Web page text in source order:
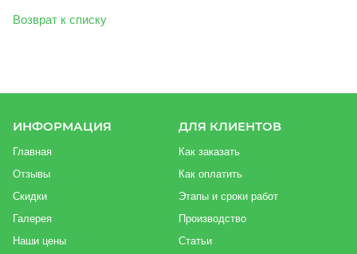
Возврат к списку
ИНФОРМАЦИЯ
Главная
Отзывы
Скидки
Галерея
Наши цены
ДЛЯ КЛИЕНТОВ
Как заказать
Как оплатить
Этапы и сроки работ
Производство
Статьи